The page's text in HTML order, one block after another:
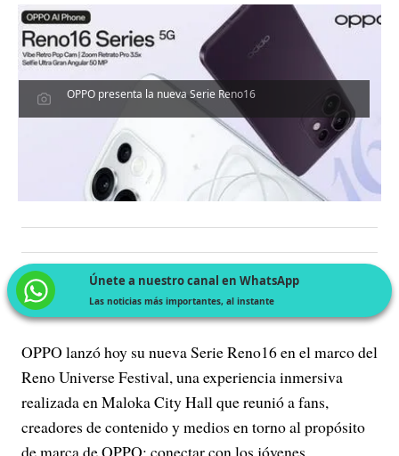
OPPO presenta la nueva Serie Reno16
Únete a nuestro canal en WhatsApp
Las noticias más importantes, al instante
OPPO lanzó hoy su nueva Serie Reno16 en el marco del
Reno Universe Festival, una experiencia inmersiva
realizada en Maloka City Hall que reunió a fans,
creadores de contenido y medios en torno al propósito
de marca de OPPO: conectar con los jóvenes